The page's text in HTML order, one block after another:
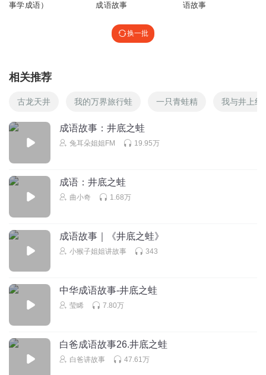
事学成语）
成语故事
语故事
换一批
相关推荐
古龙天井 我的万界旅行蛙 一只青蛙精 我与井上织
成语故事：井底之蛙
兔耳朵姐姐FM 19.95万
成语：井底之蛙
曲小奇 1.68万
成语故事｜《井底之蛙》
小猴子姐姐讲故事 343
中华成语故事-井底之蛙
莹睎 7.80万
白爸成语故事26.井底之蛙
白爸讲故事 47.61万